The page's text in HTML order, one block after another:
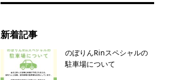
新着記事
のぼりんRinスペシャルの
駐車場について